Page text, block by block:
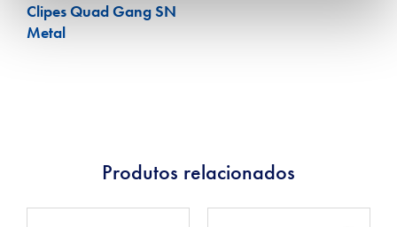
Clipes Quad Gang SN
Metal
Produtos relacionados